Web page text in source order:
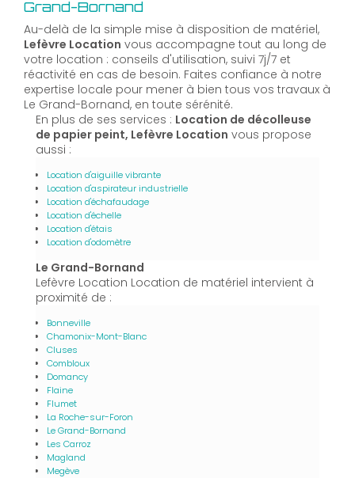
Grand-Bornand
Au-delà de la simple mise à disposition de matériel,
Lefèvre Location vous accompagne tout au long de
votre location : conseils d'utilisation, suivi 7j/7 et
réactivité en cas de besoin. Faites confiance à notre
expertise locale pour mener à bien tous vos travaux à
Le Grand-Bornand, en toute sérénité.
En plus de ses services : Location de décolleuse
de papier peint, Lefèvre Location vous propose
aussi :
Location d'aiguille vibrante
Location d'aspirateur industrielle
Location d'échafaudage
Location d'échelle
Location d'étais
Location d'odomètre
Le Grand-Bornand
Lefèvre Location Location de matériel intervient à
proximité de :
Bonneville
Chamonix-Mont-Blanc
Cluses
Combloux
Domancy
Flaine
Flumet
La Roche-sur-Foron
Le Grand-Bornand
Les Carroz
Magland
Megève